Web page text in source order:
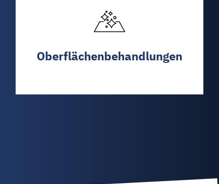
Oberflächenbehandlungen